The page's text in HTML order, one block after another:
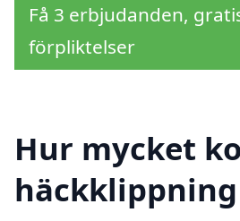
Få 3 erbjudanden,
förpliktelser
Hur mycket
häckklippning